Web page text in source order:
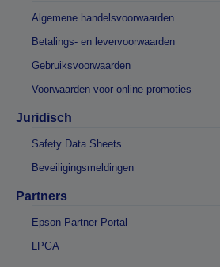
Algemene handelsvoorwaarden
Betalings- en levervoorwaarden
Gebruiksvoorwaarden
Voorwaarden voor online promoties
Juridisch
Safety Data Sheets
Beveiligingsmeldingen
Partners
Epson Partner Portal
LPGA